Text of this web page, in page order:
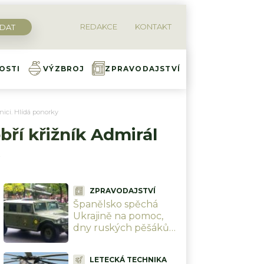
REDAKCE KONTAKT
VÝZBROJ ZPRAVODAJSTVÍ
Hlídá ponorky
křižník Admirál
ZPRAVODAJSTVÍ
Španělsko spěchá
Ukrajině na pomoc,
dny ruských pěšáků
LETECKÁ TECHNIKA